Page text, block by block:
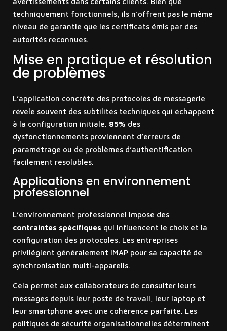
techniquement fonctionnels, ils n’offrent pas le même
niveau de garantie que les certificats émis par des
autorités reconnues.
Mise en pratique et résolution
de problèmes
L’application concrète des protocoles de messagerie
révèle souvent des subtilités techniques qui échappent
à la configuration initiale. 85% des
dysfonctionnements proviennent d’erreurs de
paramétrage ou de problèmes d’authentification
facilement résolubles.
Applications en environnement
professionnel
L’environnement professionnel impose des
contraintes spécifiques qui influencent le choix et la
configuration des protocoles. Les entreprises
privilégient généralement IMAP pour sa capacité de
synchronisation multi-appareils.
Cela permet aux collaborateurs de consulter leurs
messages depuis leur poste de travail, leur laptop et
leur smartphone avec une cohérence parfaite. Les
politiques de sécurité organisationnelles déterminent